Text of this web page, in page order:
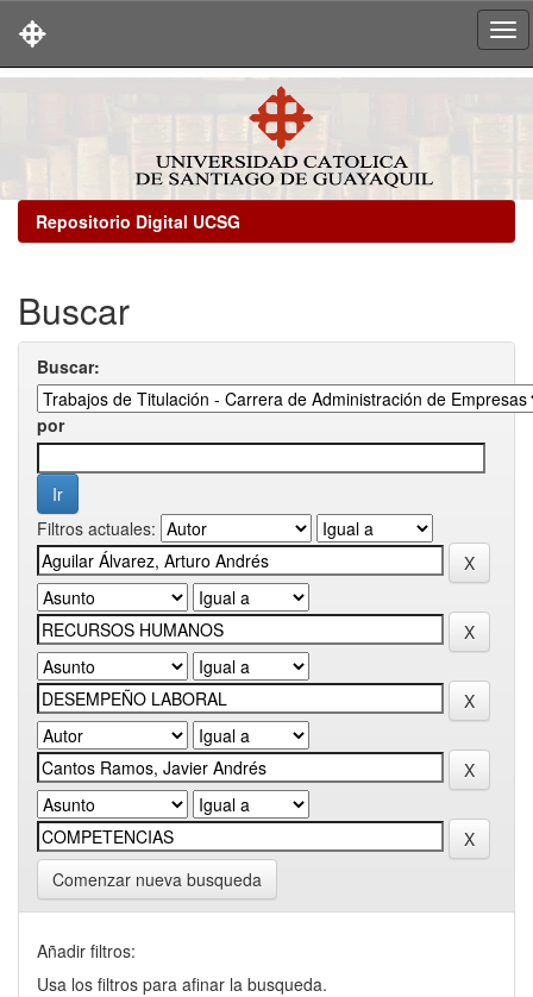
Repositorio Digital UCSG
Buscar
Buscar:
por
Filtros actuales:
Comenzar nueva busqueda
Añadir filtros:
Usa los filtros para afinar la busqueda.